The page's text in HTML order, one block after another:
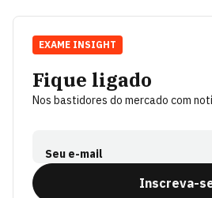
Fique ligado
Nos bastidores do mercado com
Seu e-mail
Inscreva-
EXAME INSIGHT